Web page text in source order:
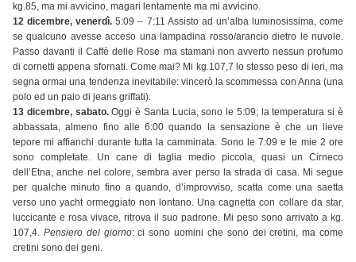
kg.85, ma mi avvicino, magari lentamente ma mi avvicino.
12 dicembre, venerdì.5:09 – 7:11 Assisto ad un’alba luminosissima, come
se qualcuno avesse acceso una lampadina rosso/arancio dietro le nuvole.
Passo davanti il Caffè delle Rose ma stamani non avverto nessun profumo
di cornetti appena sfornati. Come mai? Mi kg.107,7 lo stesso peso di ieri, ma
segna ormai una tendenza inevitabile: vincerò la scommessa con Anna (una
polo ed un paio di jeans griffati).
13 dicembre, sabato.Oggi è Santa Lucia, sono le 5:09; la temperatura si è
abbassata, almeno fino alle 6:00 quando la sensazione è che un lieve
tepore mi affianchi durante tutta la camminata. Sono le 7:09 e le mie 2 ore
sono completate. Un cane di taglia medio piccola, quasi un Cirneco
dell’Etna, anche nel colore, sembra aver perso la strada di casa. Mi segue
per qualche minuto fino a quando, d’improvviso, scatta come una saetta
verso uno yacht ormeggiato non lontano. Una cagnetta con collare da star,
luccicante e rosa vivace, ritrova il suo padrone. Mi peso sono arrivato a kg.
107,4. Pensiero del giorno: ci sono uomini che sono dei cretini, ma come
cretini sono dei geni.